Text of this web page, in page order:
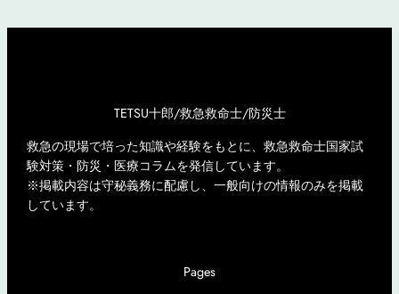
TETSU十郎/救急救命士/防災士
救急の現場で培った知識や経験をもとに、救急救命士国家試
験対策・防災・医療コラムを発信しています。
※掲載内容は守秘義務に配慮し、一般向けの情報のみを掲載
しています。
Pages